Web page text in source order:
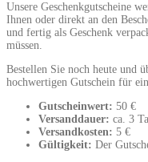
Unsere Geschenkgutscheine
Ihnen oder direkt an den
und fertig als Geschenk
müssen.
Bestellen Sie noch heute und
hochwertigen Gutschein für
Gutscheinwert: 50 €
Versanddauer: ca. 3
Versandkosten: 5 €
Gültigkeit: Der